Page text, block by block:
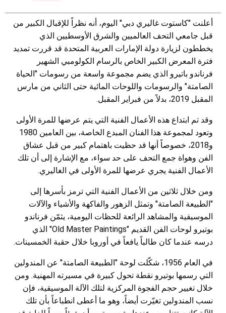
أعلنت "كاستوت غاليري دبي" اليوم، أنه نظراً للإقبال الكبير من
قبل جامعي التحف العالميين والشرق الأوسطيين الذي
يخططون لزيارة دولة الإمارات العربية المتحدة قد قررت تمديد
فترة المعرض الكبير الخاص بالرسام الكولومبي الشهير
فرناندو باتيرو الذي يضم مجموعة واسعة من رسومات "الحياة
الصامتة" والرسومات واللوحات المائية حتى الثاني من مارس
المقبل 2019، بدلاً من فبراير المقبل.
وقد تم ابتداع هذه الأعمال الفنية التي يتم عرضها للمرة الأولى
وتعود لمجموعة هذا الفنان المبدع الخاصة، بين العامين 1980
و2018، خصوصاً أنها قد حظيت باهتمام كبير من قبل عشاق
الفن وهواة جمع التحف على حد سواء، مع الإشارة إلى أن تلك
الأعمال الفنية يجري عرضها للمرة الأولى في الغاليري.
ومن خلال ثلاثين من الأعمال الفنية التي ترمز بأسرها إلى
"الطبيعة الصامتة" وتمثل الزهور والفاكهة والأشياء والآلات
الموسيقية والمشاهد الرائعة للحظات اليومية، يثمّن فرناندو
بوتيرو لوحات الفن القديم "Old Master Paintings" الذي
درسه عندما كان طالباً يافعاً في أوروبا خلال حقبة الخمسينات.
في العام 1956، شكّلت لوحة "الطبيعة الصامتة" عن المندولين
التي رسمها بوتيرو نقطة تحول كبيرة في مسيرته المهنية. ومن
خلال تغيير حجم الفجوة المركزية لتلك الآلة الموسيقية، فإن
نسب المندولين تغيّرت أيضاً، وهو ما أعطى انطباعاً بأن تلك